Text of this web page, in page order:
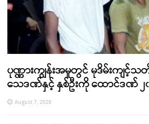
ပုဏ္ဏားကျွန်းအမှုတွင် မုဒိမ်းကျ
သေဒဏ်နှင့် နှစ်ဦးကို ထောင်ဒဏ် ၂
August 7, 2026